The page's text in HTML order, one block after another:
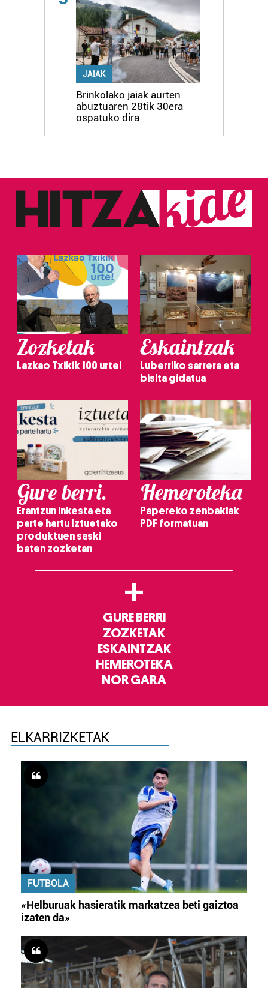
JAIAK
Brinkolako jaiak aurten
abuztuaren 28tik 30era
ospatuko dira
Zozketak
Lazkao Txikik 100 urte!
Eskaintzak
Luberriko sarrera eta
bisita gidatua
Gure berri.
Erantzun inkesta eta
parte hartu Iztuetako
produktuen saski
baten zozketan
Hemeroteka
Papereko zenbakiak
PDF formatuan
+
GURE BERRI
ZOZKETAK
ESKAINTZAK
HEMEROTEKA
NOR GARA
ELKARRIZKETAK
FUTBOLA
«Helburuak hasieratik markatzea beti gaiztoa
izaten da»